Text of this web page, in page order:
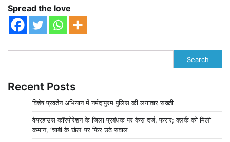
Spread the love
Search
Recent Posts
विशेष प्रवर्तन अभियान में नर्मदापुरम पुलिस की लगातार सख्ती
वेयरहाउस कॉरपोरेशन के जिला प्रबंधक पर केस दर्ज, फरार; क्लर्क को मिली
कमान, ‘चाबी के खेल’ पर फिर उठे सवाल